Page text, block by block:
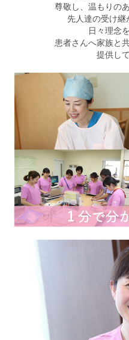
尊敬し、温もりの
先人達の受け継
日々理念
患者さんへ家族と
提供し